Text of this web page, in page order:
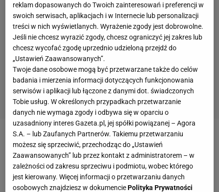
POLONIA PRZEMYŚL
Patologia w polskiej piłce. Derby się nie odbyły,
bo kibice zabronili
Bartosz Naus, 18 SIERPNIA 2024, 21:12
reklam dopasowanych do Twoich zainteresowań i preferencji w
swoich serwisach, aplikacjach i w Internecie lub personalizacji
treści w nich wyświetlanych. Wyrażenie zgody jest dobrowolne.
Jeśli nie chcesz wyrazić zgody, chcesz ograniczyć jej zakres lub
chcesz wycofać zgodę uprzednio udzieloną przejdź do
„Ustawień Zaawansowanych”.
Twoje dane osobowe mogą być przetwarzane także do celów
badania i mierzenia informacji dotyczących funkcjonowania
serwisów i aplikacji lub łączone z danymi dot. świadczonych
Tobie usług. W określonych przypadkach przetwarzanie
danych nie wymaga zgody i odbywa się w oparciu o
uzasadniony interes Gazeta.pl, jej spółki powiązanej – Agora
S.A. – lub Zaufanych Partnerów. Takiemu przetwarzaniu
możesz się sprzeciwić, przechodząc do „Ustawień
Zaawansowanych” lub przez kontakt z administratorem – w
zależności od zakresu sprzeciwu i podmiotu, wobec którego
jest kierowany. Więcej informacji o przetwarzaniu danych
osobowych znajdziesz w dokumenciePolityka Prywatności